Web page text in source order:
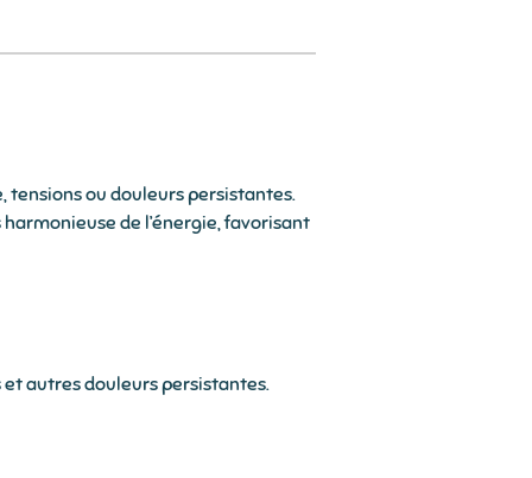
ou douleurs persistantes.
de l’énergie, favorisant
autres douleurs persistantes.